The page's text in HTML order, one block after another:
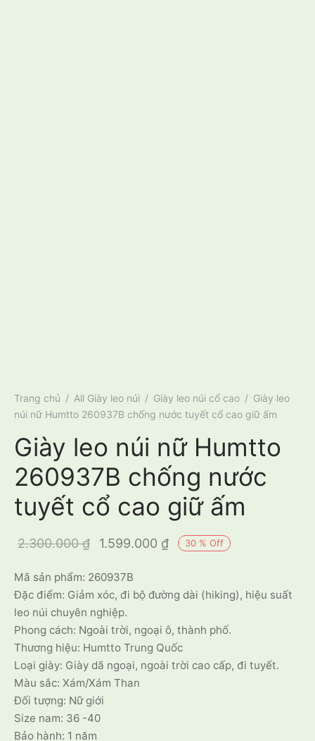
Trang chủ / All Giày leo núi / Giày leo núi cổ cao / Giày leo
núi nữ Humtto 260937B chống nước tuyết cổ cao giữ ấm
Giày leo núi nữ Humtto
260937B chống nước
tuyết cổ cao giữ ấm
30 % Off
2.300.000₫
Giá gốc là:
1.599.000 ₫ Giá hiện tại
Mã sản phẩm: 260937B
Đặc điểm: Giảm xóc, đi bộ đường dài (hiking), hiệu suất
leo núi chuyên nghiệp.
Phong cách: Ngoài trời, ngoại ô, thành phố.
Thương hiệu: Humtto Trung Quốc
Loại giày: Giày dã ngoại, ngoài trời cao cấp, đi tuyết.
Màu sắc: Xám/Xám Than
Đối tượng: Nữ giới
Size nam: 36 -40
Bảo hành: 1 năm